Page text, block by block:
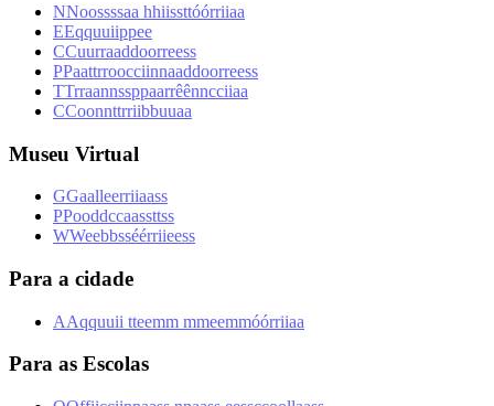
NNoossssaa hhiissttóórriiaa
EEqquuiippee
CCuurraaddoorreess
PPaattrroocciinnaaddoorreess
TTrraannssppaarrêênncciiaa
CCoonnttrriibbuuaa
Museu Virtual
GGaalleerriiaass
PPooddccaassttss
WWeebbsséérriieess
Para a cidade
AAqquuii tteemm mmeemmóórriiaa
Para as Escolas